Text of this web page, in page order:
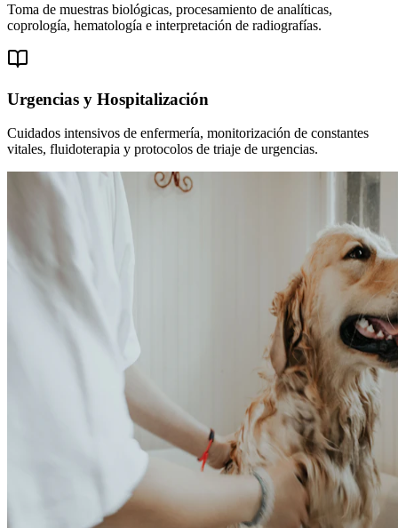
Toma de muestras biológicas, procesamiento de analíticas,
coprología, hematología e interpretación de radiografías.
Urgencias y Hospitalización
Cuidados intensivos de enfermería, monitorización de constantes
vitales, fluidoterapia y protocolos de triaje de urgencias.